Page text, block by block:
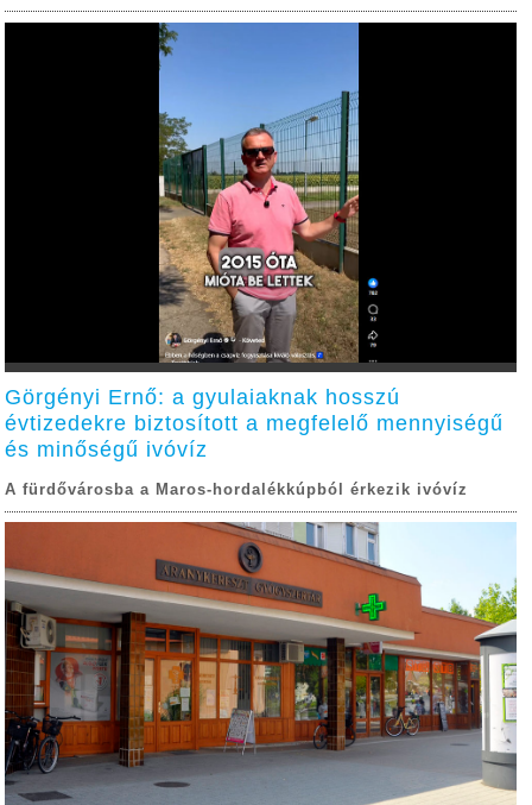
Görgényi Ernő: a gyulaiaknak hosszú
évtizedekre biztosított a megfelelő mennyiségű
és minőségű ivóvíz
A fürdővárosba a Maros-hordalékkúpból érkezik ivóvíz